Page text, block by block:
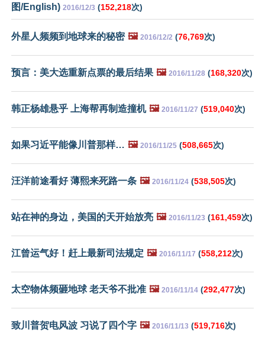
图/English) 2016/12/3 (152,218次)
外星人频频到地球来的秘密 🖼️ 2016/12/2 (76,769次)
预言：美大选重新点票的最后结果 🖼️ 2016/11/28 (168,320次)
韩正杨雄悬乎 上海帮再制造撞机 🖼️ 2016/11/27 (519,040次)
如果习近平能像川普那样… 🖼️ 2016/11/25 (508,665次)
汪洋前途看好 薄熙来死路一条 🖼️ 2016/11/24 (538,505次)
站在神的身边，美国的天开始放亮 🖼️ 2016/11/23 (161,459次)
江曾运气好！赶上最新司法规定 🖼️ 2016/11/17 (558,212次)
太空物体频砸地球 老天爷不批准 🖼️ 2016/11/14 (292,477次)
致川普贺电风波 习说了四个字 🖼️ 2016/11/13 (519,716次)